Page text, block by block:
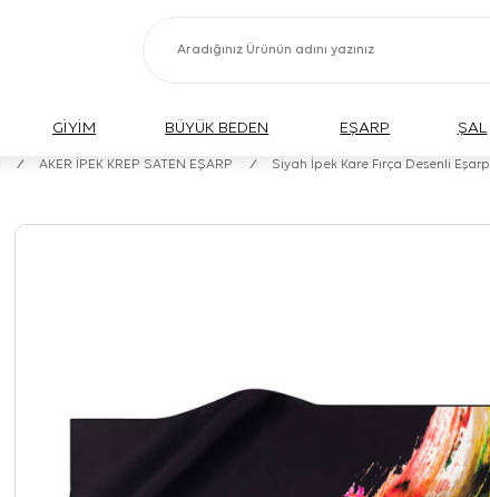
GİYİM BÜYÜK BEDEN EŞARP ŞAL
/ AKER İPEK KREP SATEN EŞARP / Siyah İpek Kare Fırça Desenli Eşarp